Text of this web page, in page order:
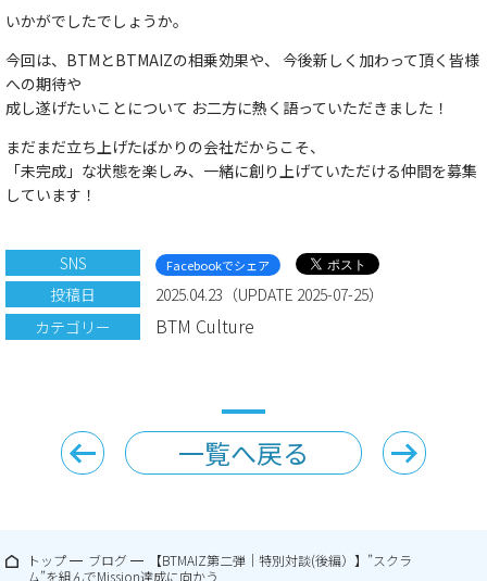
トップ ブログ
【BTMAIZ第二弾｜特別対談(後編）】”スクラ
ム”を組んでMission達成に向かう​
いかがでしたでしょうか。
今回は、BTMとBTMAIZの相乗効果や、​ 今後新しく加わって頂く皆様
への期待や
成し遂げたいことについて​ ​​お二方に熱く語っていただきました！​
​​まだまだ立ち上げたばかりの会社だからこそ、​
​​「未完成」な状態を楽しみ、一緒に創り上げていただける​​仲間​​を募集
しています​​！​
SNS Facebookでシェア
投稿日
2025.04.23（UPDATE 2025-07-25）
カテゴリー
BTM Culture
一覧へ戻る